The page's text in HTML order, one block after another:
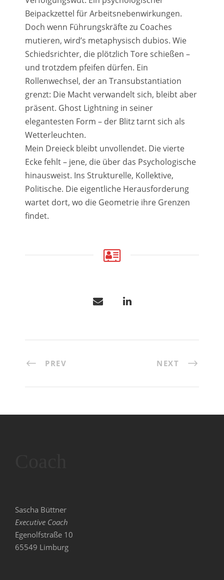
Beipackzettel für Arbeitsnebenwirkungen.
Doch wenn Führungskräfte zu Coaches
mutieren, wird’s metaphysisch dubios. Wie
Schiedsrichter, die plötzlich Tore schießen –
und trotzdem pfeifen dürfen. Ein
Rollenwechsel, der an Transubstantiation
grenzt: Die Macht verwandelt sich, bleibt aber
präsent. Ghost Lightning in seiner
elegantesten Form – der Blitz tarnt sich als
Wetterleuchten.
Mein Dreieck bleibt unvollendet. Die vierte
Ecke fehlt – jene, die über das Psychologische
hinausweist. Ins Strukturelle, Kollektive,
Politische. Die eigentliche Herausforderung
wartet dort, wo die Geometrie ihre Grenzen
findet.
PREV NEXT
Sascha Büttner
Executive Coach
Egenolfstraße 10
65549 Limburg